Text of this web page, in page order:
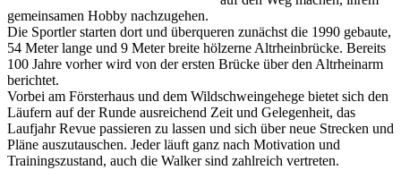
gemeinsamen Hobby nachzugehen.
Die Sportler starten dort und überqueren zunächst die 1990 gebaute,
54 Meter lange und 9 Meter breite hölzerne Altrheinbrücke. Bereits
100 Jahre vorher wird von der ersten Brücke über den Altrheinarm
berichtet.
Vorbei am Försterhaus und dem Wildschweingehege bietet sich den
Läufern auf der Runde ausreichend Zeit und Gelegenheit, das
Laufjahr Revue passieren zu lassen und sich über neue Strecken und
Pläne auszutauschen. Jeder läuft ganz nach Motivation und
Trainingszustand, auch die Walker sind zahlreich vertreten.